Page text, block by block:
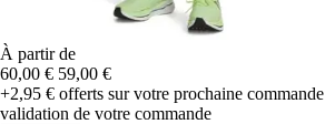
À partir de
60,00 € 59,00 €
+2,95 € offerts sur votre prochaine commande
validation de votre commande